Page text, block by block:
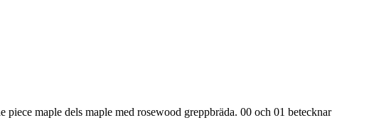
maple dels maple med rosewood greppbräda. 00 och 01 betecknar